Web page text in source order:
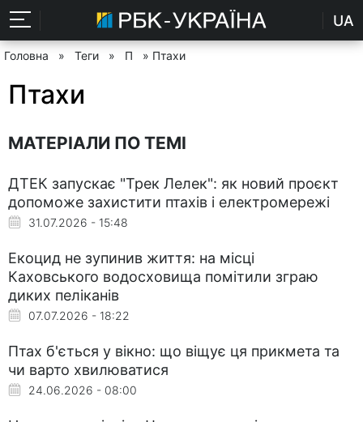
UA
Головна » Теги » П » Птахи
Птахи
МАТЕРІАЛИ ПО ТЕМІ
ДТЕК запускає "Трек Лелек": як новий проєкт
допоможе захистити птахів і електромережі
31.07.2026 - 15:48
Екоцид не зупинив життя: на місці
Каховського водосховища помітили зграю
диких пеліканів
07.07.2026 - 18:22
Птах б'ється у вікно: що віщує ця прикмета та
чи варто хвилюватися
24.06.2026 - 08:00